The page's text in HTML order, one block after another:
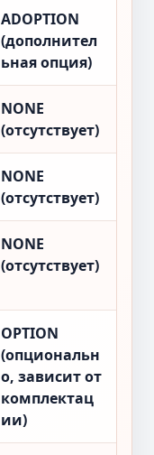
ADOPTION
(дополнител
ьная опция)
NONE
(отсутствует)
NONE
(отсутствует)
NONE
(отсутствует)
OPTION
(опциональн
о, зависит от
комплектац
ии)